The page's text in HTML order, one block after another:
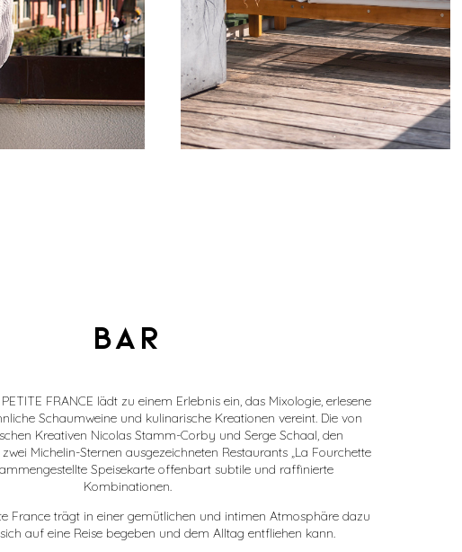
BAR
FRANCE lädt zu einem Erlebnis ein, das Mixologie, erlesene
Schaumweine und kulinarische Kreationen vereint. Die von
Kreativen Nicolas Stamm-Corby und Serge Schaal, den
Michelin-Sternen ausgezeichneten Restaurants „La Fourchette
Speisekarte offenbart subtile und raffinierte
Kombinationen.
France trägt in einer gemütlichen und intimen Atmosphäre dazu
auf eine Reise begeben und dem Alltag entfliehen kann.